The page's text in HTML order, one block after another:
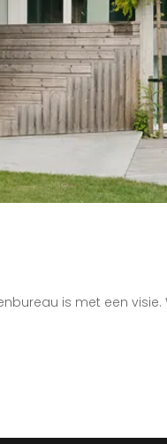
is met een